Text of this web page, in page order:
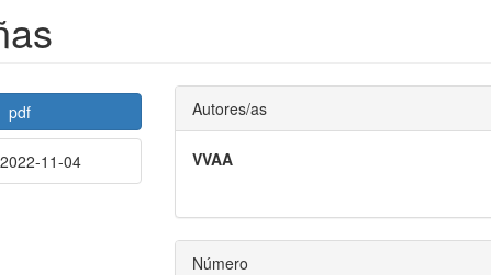
pdf
2022-11-04
Contenido
principal
del
artículo
Autores/as
VVAA
Número